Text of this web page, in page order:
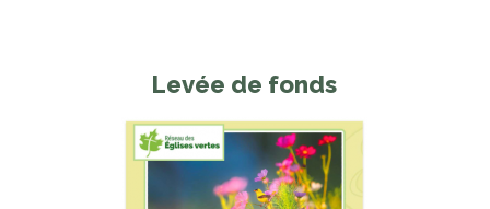
Levée de fonds